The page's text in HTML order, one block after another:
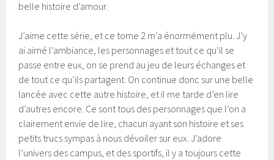
belle histoire d’amour.
J’aime cette série, et ce tome 2 m’a énormément plu. J’y
ai aimé l’ambiance, les personnages et tout ce qu’il se
passe entre eux, on se prend au jeu de leurs échanges et
de tout ce qu’ils partagent. On continue donc sur une belle
lancée avec cette autre histoire, et il me tarde d’en lire
d’autres encore. Ce sont tous des personnages que l’on a
clairement envie de lire, chacun ayant son histoire et ses
petits trucs sympas à nous dévoiler sur eux. J’adore
l’univers des campus, et des sportifs, il y a toujours cette